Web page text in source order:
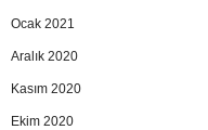
Ocak 2021
Aralık 2020
Kasım 2020
Ekim 2020